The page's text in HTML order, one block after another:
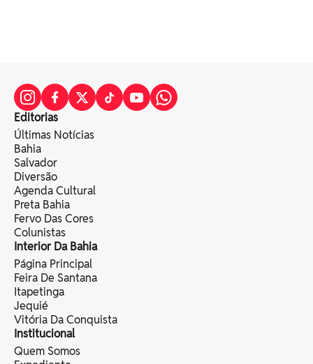
Editorias
Últimas Notícias
Bahia
Salvador
Diversão
Agenda Cultural
Preta Bahia
Fervo Das Cores
Colunistas
Interior Da Bahia
Página Principal
Feira De Santana
Itapetinga
Jequié
Vitória Da Conquista
Institucional
Quem Somos